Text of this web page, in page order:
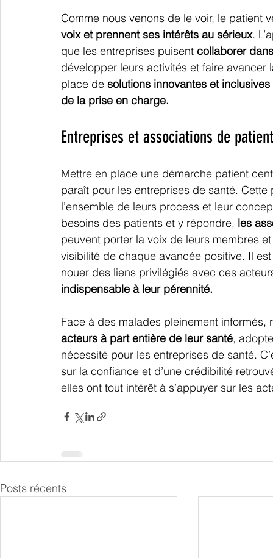
Comme nous venons de le voir, le patient
voix et prennent ses intérêts au sérieux.
que les entreprises puisent collaborer
développer leurs activités et faire
place de solutions innovantes et
de la prise en charge.
Entreprises et associations de
Mettre en place une démarche patient
paraît pour les entreprises de santé.
l’ensemble de leurs process et leur
besoins des patients et y répondre, les
peuvent porter la voix de leurs membres
visibilité de chaque avancée positive. Il
nouer des liens privilégiés avec ces
indispensable à leur pérennité.
Face à des malades pleinement
acteurs à part entière de leur santé,
nécessité pour les entreprises de santé.
sur la confiance et d’une crédibilité
elles ont tout intérêt à s’appuyer sur les
Posts récents